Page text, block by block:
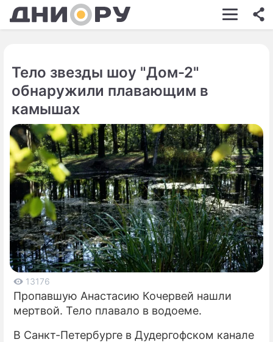
ШОУ-БИЗНЕС
КИНО
НЕДВИЖИМОСТЬ
ЗДОРОВЬЕ
ЭКОНОМИКА
ПРОИСШЕСТВИЯ
СОННИК
СТИЛЬ ЖИЗНИ
СЕРИАЛЫ
ИГРЫ
ПРЕСС-РЕЛИЗЫ
Тело звезды шоу "Дом-2"
обнаружили плавающим в
камышах
13176
Пропавшую Анастасию Кочервей нашли
мертвой. Тело плавало в водоеме.
В Санкт-Петербурге в Дудергофском канале